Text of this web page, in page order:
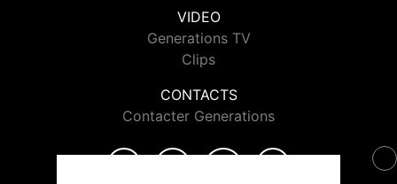
VIDEO
Generations TV
Clips
CONTACTS
Contacter Generations